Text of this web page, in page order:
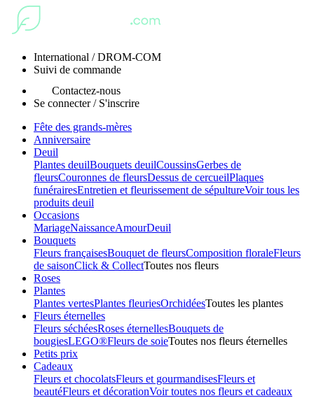
International / DROM-COM
Suivi de commande
Contactez-nous
Se connecter / S'inscrire
Fête des grands-mères
Anniversaire
Deuil
Plantes deuilBouquets deuilCoussinsGerbes de
fleursCouronnes de fleursDessus de cercueilPlaques
funérairesEntretien et fleurissement de sépultureVoir tous les
produits deuil
Occasions
MariageNaissanceAmourDeuil
Bouquets
Fleurs françaisesBouquet de fleursComposition floraleFleurs
de saisonClick & CollectToutes nos fleurs
Roses
Plantes
Plantes vertesPlantes fleuriesOrchidéesToutes les plantes
Fleurs éternelles
Fleurs séchéesRoses éternellesBouquets de
bougiesLEGO®Fleurs de soieToutes nos fleurs éternelles
Petits prix
Cadeaux
Fleurs et chocolatsFleurs et gourmandisesFleurs et
beautéFleurs et décorationVoir toutes nos fleurs et cadeaux